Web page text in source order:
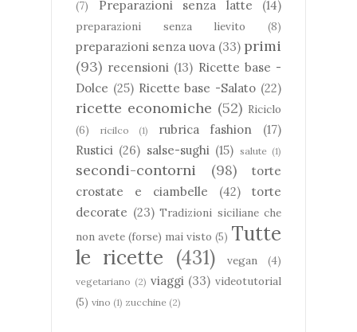
(7)
Preparazioni senza latte (14)
preparazioni senza lievito (8)
preparazioni senza uova (33) primi
(93) recensioni (13) Ricette base -
Dolce (25) Ricette base -Salato (22)
ricette economiche (52) Riciclo
(6)
ricilco (1) rubrica fashion
(17)
Rustici (26) salse-sughi (15) salute (1)
secondi-contorni (98)
torte
crostate e ciambelle
(42)
torte
decorate (23) Tradizioni siciliane che
non avete (forse) mai visto (5) Tutte
le ricette (431) vegan (4)
vegetariano (2) viaggi (33) videotutorial
(5) vino (1) zucchine (2)